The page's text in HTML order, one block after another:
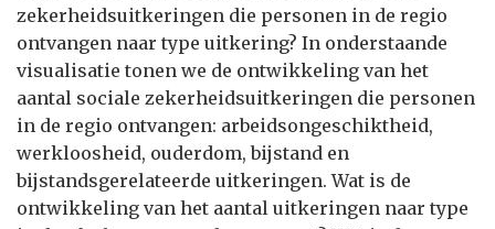
zekerheidsuitkeringen die personen in de regio
ontvangen naar type uitkering? In onderstaande
visualisatie tonen we de ontwikkeling van het
aantal sociale zekerheidsuitkeringen die personen
in de regio ontvangen: arbeidsongeschiktheid,
werkloosheid, ouderdom, bijstand en
bijstandsgerelateerde uitkeringen. Wat is de
ontwikkeling van het aantal uitkeringen naar type